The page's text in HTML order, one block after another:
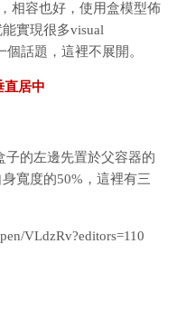
相容也好，使用盒模型佈
實現很多visual
話題，這裡不展開。
直居中
子的左邊先置於父容器的
寬度的50%，這裡有三
VLdzRv?editors=110